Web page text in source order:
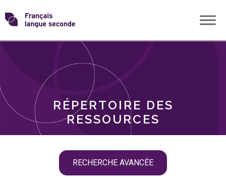
Skip
toTransformons
langue
RÉPERTOIRE DES
RESSOURCES
RECHERCHE AVANCÉE
THÈMES